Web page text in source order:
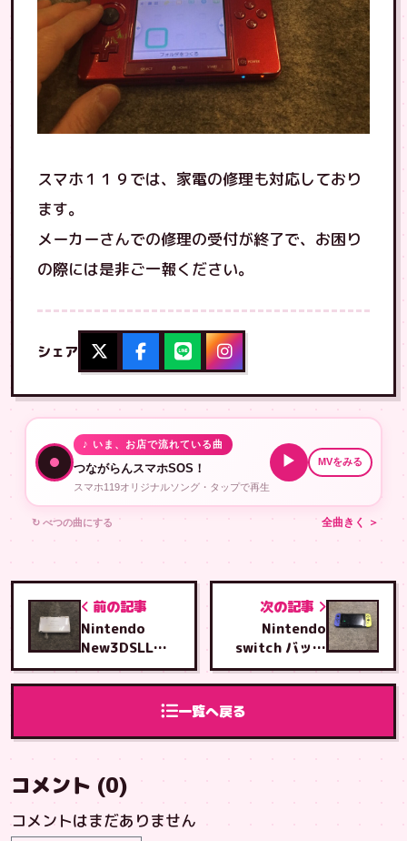
スマホ１１９では、家電の修理も対応しており
ます。
メーカーさんでの修理の受付が終了で、お困り
の際には是非ご一報ください。
シェア
♪ いま、お店で流れている曲
つながらんスマホSOS！
スマホ119オリジナルソング・タップで再生
▶ MVをみる
↻ べつの曲にする 全曲きく ＞
前の記事
Nintendo
New3DSLL B
ボタン修理
一覧へ戻る
次の記事
Nintendo
switch バッテ
リー交換修理
コメント (0)
コメントはまだありません